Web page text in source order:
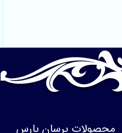
محصولات پرسان پارس